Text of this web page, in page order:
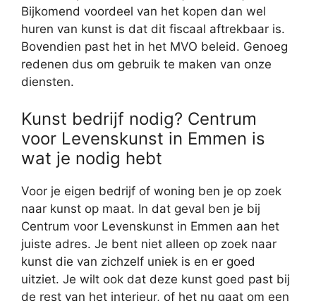
Bijkomend voordeel van het kopen dan wel
huren van kunst is dat dit fiscaal aftrekbaar is.
Bovendien past het in het MVO beleid. Genoeg
redenen dus om gebruik te maken van onze
diensten.
Kunst bedrijf nodig? Centrum
voor Levenskunst in Emmen is
wat je nodig hebt
Voor je eigen bedrijf of woning ben je op zoek
naar kunst op maat. In dat geval ben je bij
Centrum voor Levenskunst in Emmen aan het
juiste adres. Je bent niet alleen op zoek naar
kunst die van zichzelf uniek is en er goed
uitziet. Je wilt ook dat deze kunst goed past bij
de rest van het interieur, of het nu gaat om een